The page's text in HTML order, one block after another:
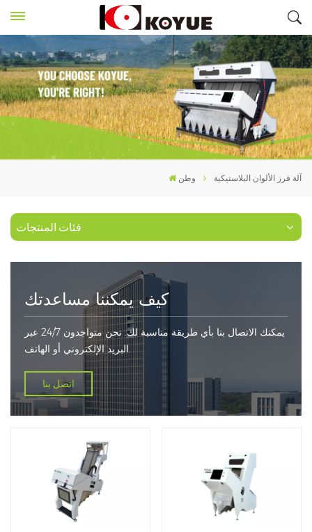
وطن آلة فرز الألوان البلاستيكية
فئات المنتجات
كيف يمكننا مساعدتك
يمكنك الاتصال بنا بأي طريقة مناسبة لك. نحن متواجدون 24/7 عبر
البريد الإلكتروني أو الهاتف.
اتصل بنا